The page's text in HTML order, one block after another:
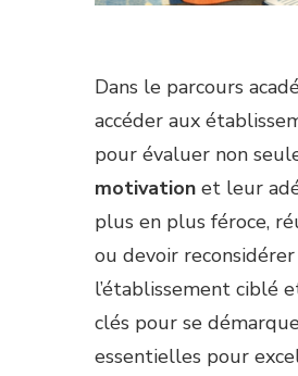
Dans le parcours
accéder aux
pour évaluer non
motivation et leur
plus en plus féroce,
ou devoir
l’établissement ciblé
clés pour se
essentielles pour